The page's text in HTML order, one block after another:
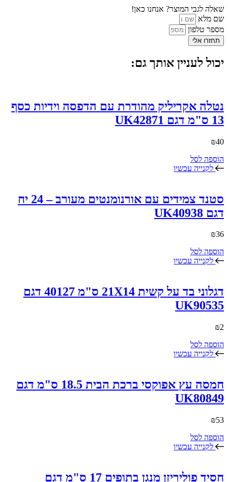
שאלה לגבי המוצר? אנחנו כאן!
שם מלא
מספר טלפון
תחזרו אלי
יכול לעניין אותך גם:
נטלה אקריליק מהודרת עם הדפסה וידיות כסף
13 ס"מ דגם UK42871
₪40
הוספה לסל
לקנייה עכשיו
סטנד צמידים עם אורנומנטים מעורב – 24 יח
דגם UK40938
₪36
הוספה לסל
לקנייה עכשיו
דגלוני בד על קשית 21X14 ס"מ 40127 דגם
UK90535
₪2
הוספה לסל
לקנייה עכשיו
חמסה עץ אפוקסי ברכת הבית 18.5 ס"מ דגם
UK80849
₪53
הוספה לסל
לקנייה עכשיו
חסיד פוליריזן מנגן בתופים 17 ס"מ דגם